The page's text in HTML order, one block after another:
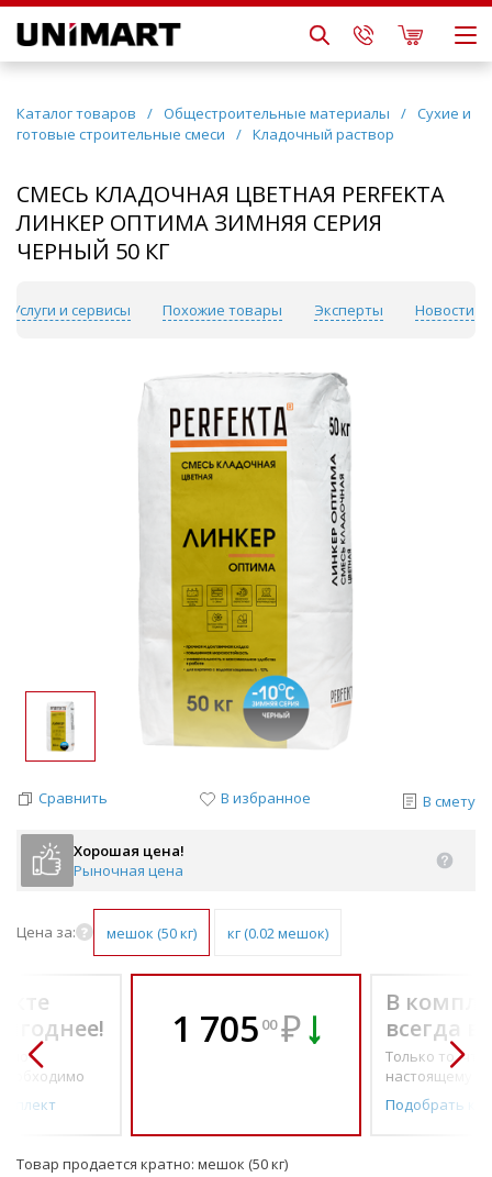
Каталог товаров / Общестроительные материалы / Сухие и
готовые строительные смеси
/ Кладочный раствор
СМЕСЬ КЛАДОЧНАЯ ЦВЕТНАЯ PERFEKTA
ЛИНКЕР ОПТИМА ЗИМНЯЯ СЕРИЯ
ЧЕРНЫЙ 50 КГ
Услуги и сервисы Похожие товары Эксперты Новости
Сравнить В избранное В смету
Хорошая цена!
Рыночная цена
Цена за: мешок (50 кг) кг (0.02 мешок)
по-
1 705 00 ₽
В
всегда
Только то, что
настоящему
Подобрать
Товар продается кратно: мешок (50 кг)